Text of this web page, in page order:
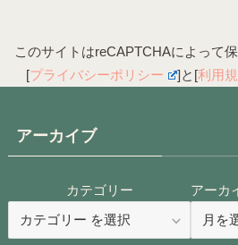
このサイトはreCAPTCHAによって
[プライバシーポリシー ]と[利用
アーカイブ
カテゴリー アーカ